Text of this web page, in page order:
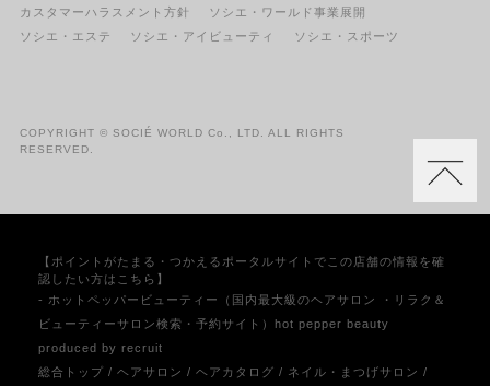
カスタマーハラスメント方針
ソシエ・ワールド事業展開
ソシエ・エステ
ソシエ・アイビューティ ソシエ・スポーツ
COPYRIGHT © SOCIÉ WORLD Co., LTD. ALL RIGHTS
RESERVED.
【ポイントがたまる・つかえるポータルサイトでこの店舗の情報を確
認したい方はこちら】
- ホットペッパービューティー（国内最大級のヘアサロン ・リラク＆
ビューティーサロン検索・予約サイト）hot pepper beauty
produced by recruit
総合トップ / ヘアサロン / ヘアカタログ / ネイル・まつげサロン /